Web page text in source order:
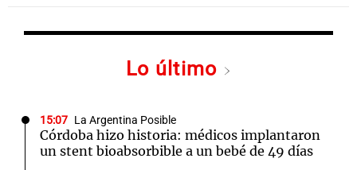
Lo último
15:07 La Argentina Posible
Córdoba hizo historia: médicos implantaron
un stent bioabsorbible a un bebé de 49 días